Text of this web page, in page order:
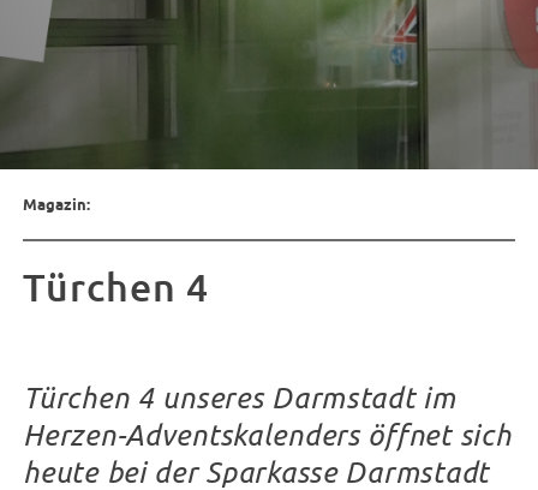
Magazin:
Türchen 4
Türchen 4 unseres Darmstadt im
Herzen-Adventskalenders öffnet sich
heute bei der Sparkasse Darmstadt